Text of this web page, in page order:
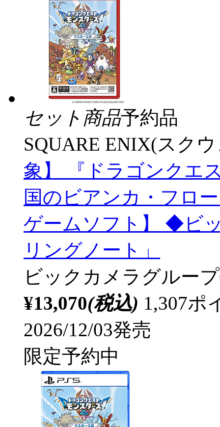
セット商品予約品
SQUARE ENIX(スク
象】 『ドラゴンクエ
国のビアンカ・フロ
ゲームソフト】 ◆ビ
リングノート」
ビックカメラグルー
¥13,070(税込) 1,307ポ
2026/12/03発売
限定予約中